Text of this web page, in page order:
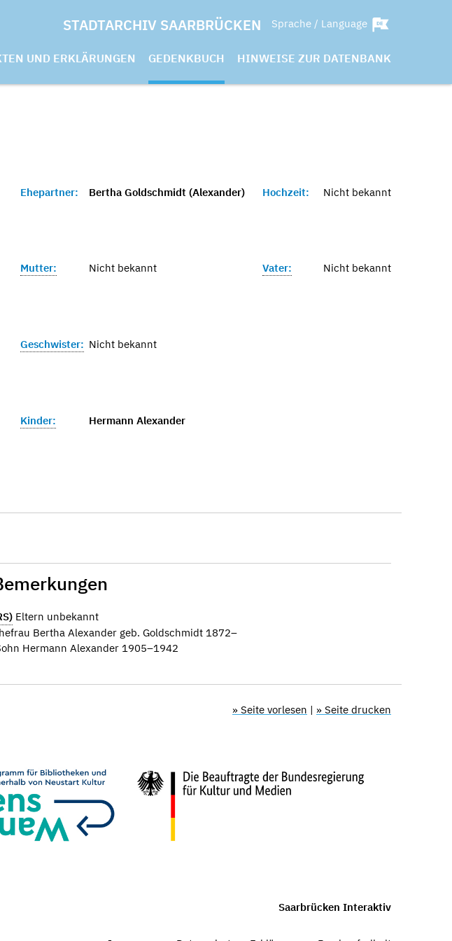
STADTARCHIV SAARBRÜCKEN Sprache / Language
UND ERKLÄRUNGEN GEDENKBUCH HINWEISE ZUR DATENBANK
Ehepartner: Bertha Goldschmidt (Alexander) Hochzeit: Nicht bekannt
Mutter: Nicht bekannt Vater: Nicht bekannt
Geschwister: Nicht bekannt
Kinder: Hermann Alexander
Eltern unbekannt
Bertha Alexander geb. Goldschmidt 1872–
Hermann Alexander 1905–1942
» Seite vorlesen | » Seite drucken
Saarbrücken Interaktiv